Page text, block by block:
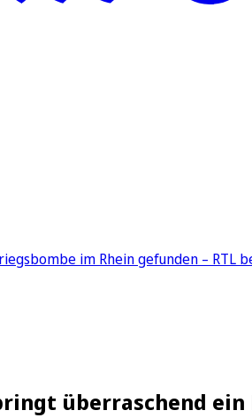
im Rhein gefunden – RTL
überraschend ein